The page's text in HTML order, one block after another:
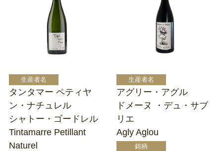
タンタマー ペティヤ
ン・ナチュレル
シャトー・ゴードレル
Tintamarre Petillant
Naturel
アグリー・アグル
ドメーヌ ・デュ・サブ
リエ
Agly Aglou